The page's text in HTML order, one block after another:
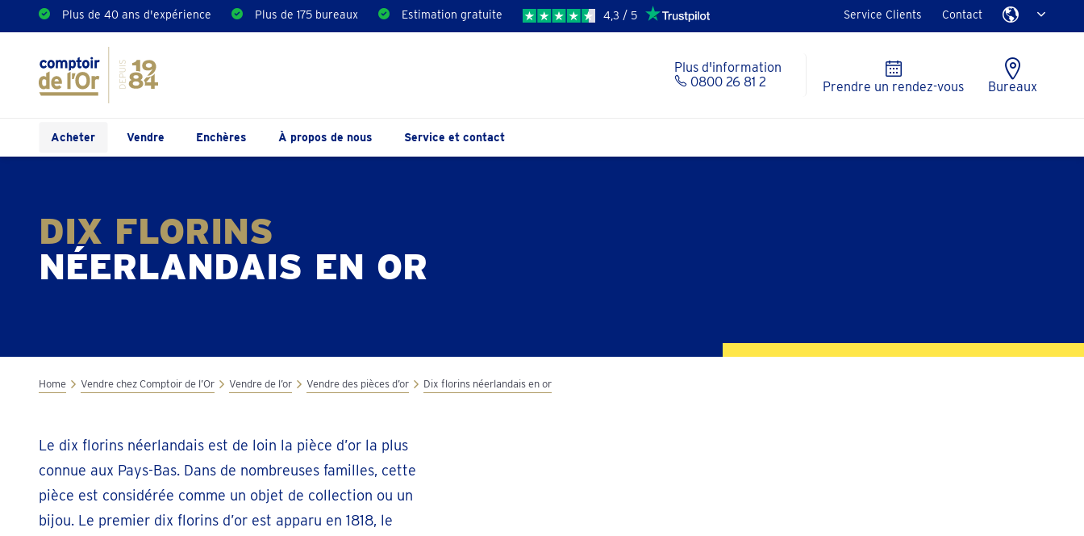
Plus de 40 ans d'expérience Plus de 175 bureaux Estimation gratuite 4,3 / 5 Service Clients Contact
Plus d'information
0800 26 81 2
Prendre un rendez-vous Bureaux
Acheter Vendre Enchères À propos de nous Service et contact
DIX FLORINS
NÉERLANDAIS EN OR
Home Vendre chez Comptoir de l’Or Vendre de l’or Vendre des pièces d’or Dix florins néerlandais en or
Le dix florins néerlandais est de loin la pièce d’or la plus
connue aux Pays-Bas. Dans de nombreuses familles, cette
pièce est considérée comme un objet de collection ou un
bijou. Le premier dix florins d’or est apparu en 1818, le